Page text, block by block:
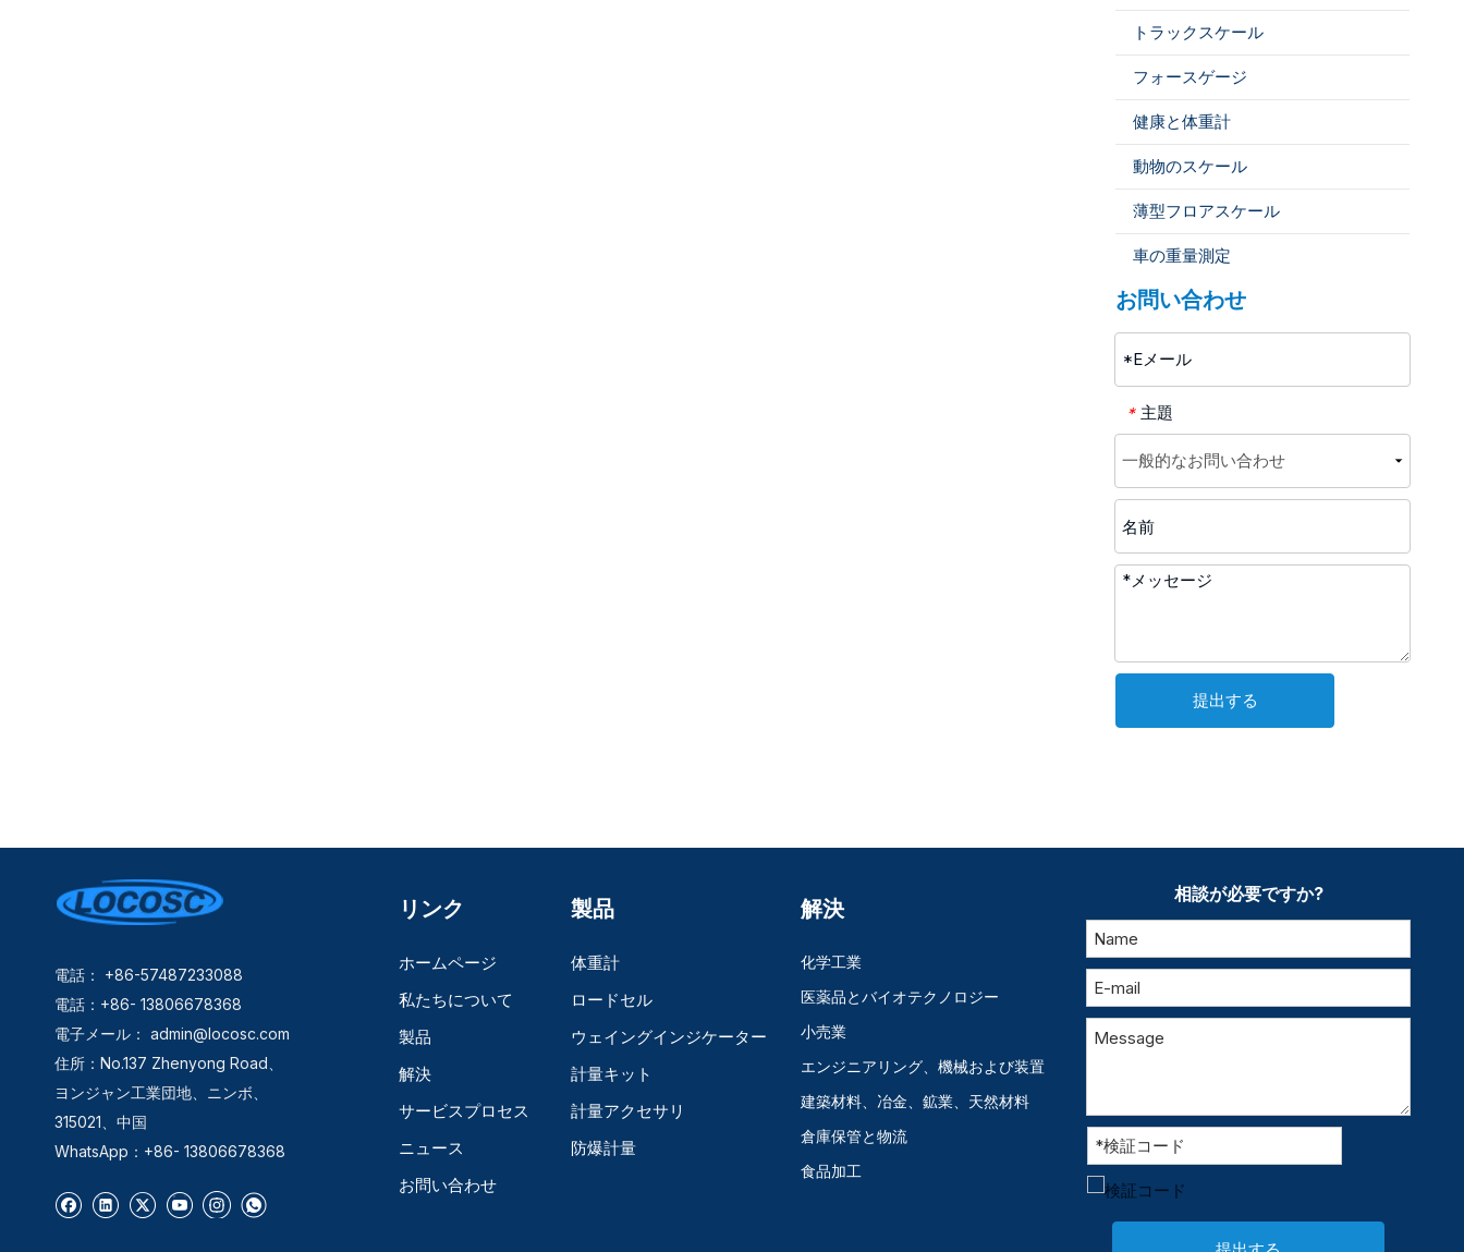
トラックスケール
フォースゲージ
健康と体重計
動物のスケール
薄型フロアスケール
車の重量測定
お問い合わせ
* 主題
提出する
電話： +86-57487233088
電話：+86- 13806678368
電子メール： admin@locosc.com
住所：No.137 Zhenyong Road、
ヨンジャン工業団地、ニンボ、
315021、中国
WhatsApp：+86- 13806678368
リンク
ホームページ
私たちについて
製品
解決
サービスプロセス
ニュース
お問い合わせ
製品
体重計
ロードセル
ウェイングインジケーター
計量キット
計量アクセサリ
防爆計量
解決
化学工業
医薬品とバイオテクノロジー
小売業
エンジニアリング、機械および装置
建築材料、冶金、鉱業、天然材料
倉庫保管と物流
食品加工
相談が必要ですか?